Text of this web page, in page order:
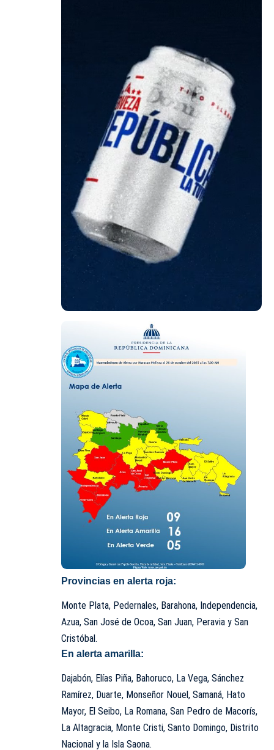
Provincias en alerta roja:
Monte Plata, Pedernales, Barahona, Independencia,
Azua, San José de Ocoa, San Juan, Peravia y San
Cristóbal.
En alerta amarilla:
Dajabón, Elías Piña, Bahoruco, La Vega, Sánchez
Ramírez, Duarte, Monseñor Nouel, Samaná, Hato
Mayor, El Seibo, La Romana, San Pedro de Macorís,
La Altagracia, Monte Cristi, Santo Domingo, Distrito
Nacional y la Isla Saona.